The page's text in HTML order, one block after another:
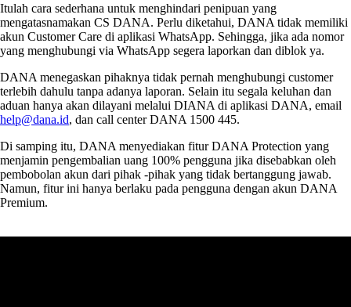
Itulah cara sederhana untuk menghindari penipuan yang
mengatasnamakan CS DANA. Perlu diketahui, DANA tidak memiliki
akun Customer Care di aplikasi WhatsApp. Sehingga, jika ada nomor
yang menghubungi via WhatsApp segera laporkan dan diblok ya.
DANA menegaskan pihaknya tidak pernah menghubungi customer
terlebih dahulu tanpa adanya laporan. Selain itu segala keluhan dan
aduan hanya akan dilayani melalui DIANA di aplikasi DANA, email
help@dana.id, dan call center DANA 1500 445.
Di samping itu, DANA menyediakan fitur DANA Protection yang
menjamin pengembalian uang 100% pengguna jika disebabkan oleh
pembobolan akun dari pihak -pihak yang tidak bertanggung jawab.
Namun, fitur ini hanya berlaku pada pengguna dengan akun DANA
Premium.